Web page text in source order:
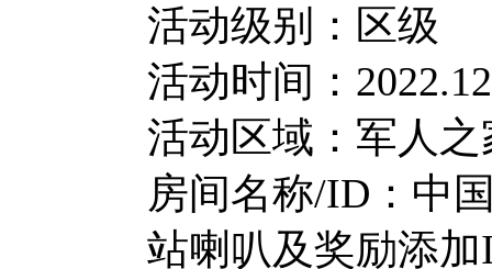
活动级别：区级
活动时间：
活动区域：军人之
房间名称/ID：中
站喇叭及奖励添加